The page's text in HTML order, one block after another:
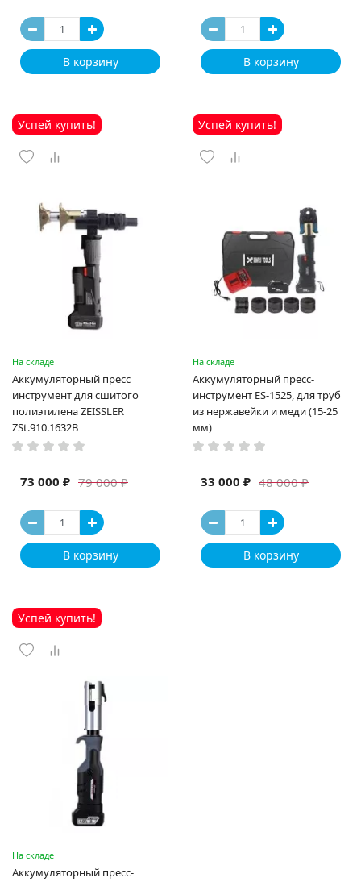
В корзину В корзину
Успей купить!
На складе
Аккумуляторный пресс
инструмент для сшитого
полиэтилена ZEISSLER
ZSt.910.1632B
79 000 ₽
73 000 ₽
В корзину
Успей купить!
На складе
Аккумуляторный пресс-
инструмент ES-1525, для труб
из нержавейки и меди (15-25
мм)
48 000 ₽
33 000 ₽
В корзину
Успей купить!
На складе
Аккумуляторный пресс-